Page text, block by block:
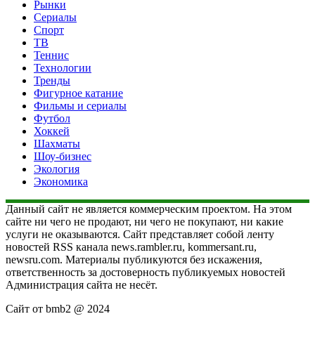
Рынки
Сериалы
Спорт
ТВ
Теннис
Технологии
Тренды
Фигурное катание
Фильмы и сериалы
Футбол
Хоккей
Шахматы
Шоу-бизнес
Экология
Экономика
Данный сайт не является коммерческим проектом. На этом
сайте ни чего не продают, ни чего не покупают, ни какие
услуги не оказываются. Сайт представляет собой ленту
новостей RSS канала news.rambler.ru, kommersant.ru,
newsru.com. Материалы публикуются без искажения,
ответственность за достоверность публикуемых новостей
Администрация сайта не несёт.
Сайт от bmb2 @ 2024